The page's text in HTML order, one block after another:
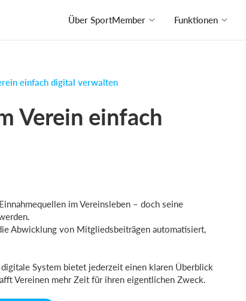
Über SportMember Funktionen
einfach digital verwalten
Verein einfach
im Vereinsleben – doch seine
Abwicklung von Mitgliedsbeiträgen automatisiert,
System bietet jederzeit einen klaren Überblick
Vereinen mehr Zeit für ihren eigentlichen Zweck.